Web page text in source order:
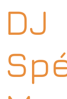
DJ